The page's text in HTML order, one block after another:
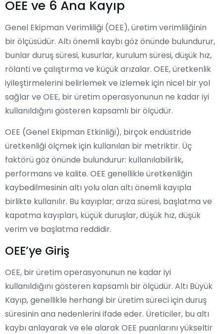
OEE ve 6 Ana Kayıp
Genel Ekipman Verimliliği (OEE), üretim verimliliğinin
bir ölçüsüdür. Altı önemli kaybı göz önünde bulundurur,
bunlar duruş süresi, kusurlar, kurulum süresi, düşük hız,
rölanti ve çalıştırma ve küçük arızalar. OEE, üretkenlik
iyileştirmelerini belirlemek ve izlemek için nicel bir yol
sağlar ve OEE, bir üretim operasyonunun ne kadar iyi
kullanıldığını gösteren kapsamlı bir ölçüdür.
OEE (Genel Ekipman Etkinliği), birçok endüstride
üretkenliği ölçmek için kullanılan bir metriktir. Üç
faktörü göz önünde bulundurur: kullanılabilirlik,
performans ve kalite. OEE genellikle üretkenliğin
kaybedilmesinin altı yolu olan altı önemli kayıpla
birlikte kullanılır. Bu kayıplar; arıza süresi, başlatma ve
kapatma kayıpları, küçük duruşlar, düşük hız, düşük
verim ve başlatma reddidir.
OEE’ye Giriş
OEE, bir üretim operasyonunun ne kadar iyi
kullanıldığını gösteren kapsamlı bir ölçüdür. Altı Büyük
Kayıp, genellikle herhangi bir üretim süreci için duruş
süresinin ana nedenlerini ifade eder. Üreticiler, bu altı
kaybı anlayarak ve ele alarak OEE puanlarını yükseltir